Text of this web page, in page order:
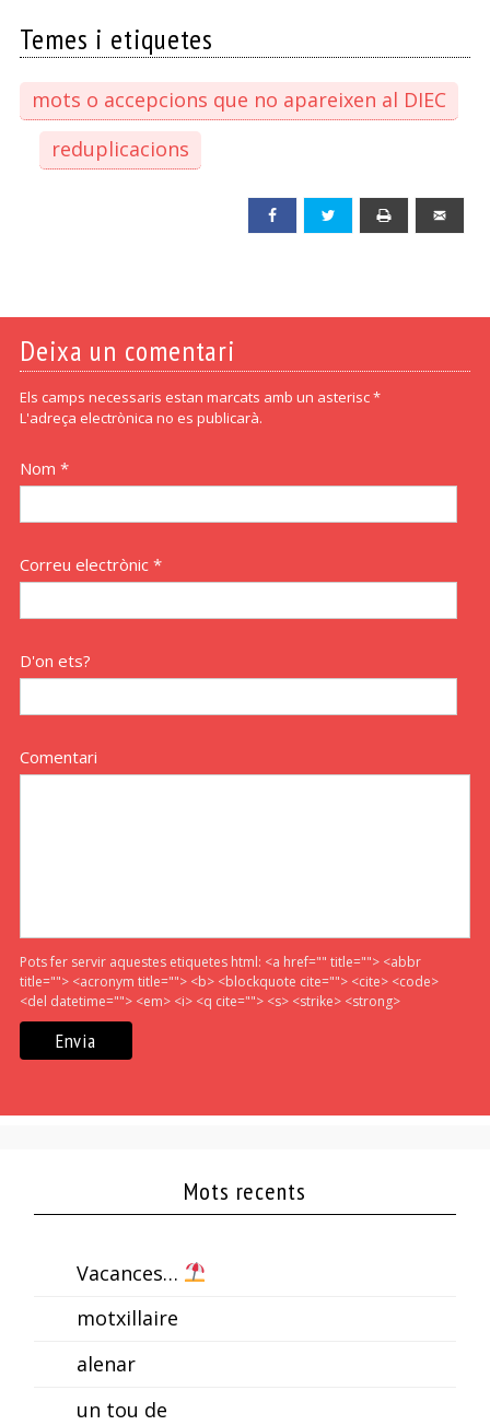
Temes i etiquetes
mots o accepcions que no apareixen al DIEC
reduplicacions
Facebook Twitter
Deixa un comentari
Els camps necessaris estan marcats amb un asterisc *
L'adreça electrònica no es publicarà.
Nom *
Correu electrònic *
D'on ets?
Comentari
Pots fer servir aquestes etiquetes html: <a href="" title=""> <abbr
title=""> <acronym title=""> <b> <blockquote cite=""> <cite> <code>
<del datetime=""> <em> <i> <q cite=""> <s> <strike> <strong>
Mots recents
Vacances…
motxillaire
alenar
un tou de